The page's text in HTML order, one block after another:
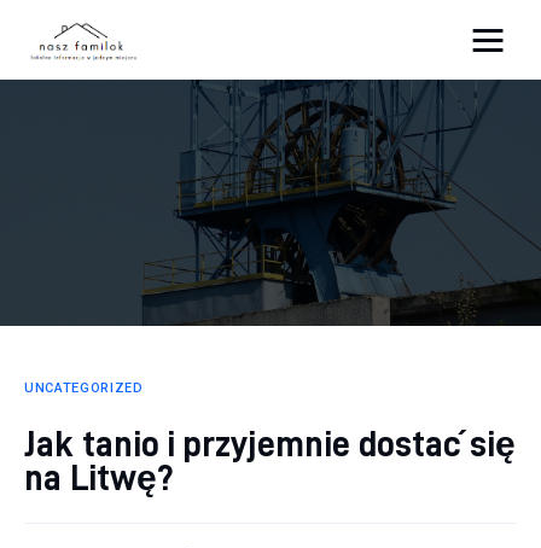
Rodzina
UNCATEGORIZED
Jak tanio i przyjemnie dostać się
na Litwę?